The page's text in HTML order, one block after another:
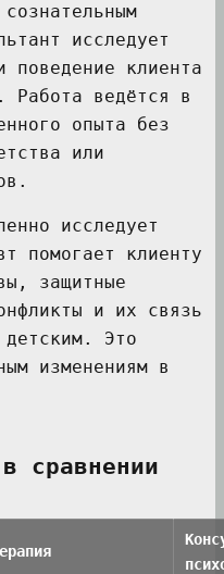
исследует
поведение клиента
Работа ведётся в
опыта без
или
исследует
помогает клиенту
защитные
и их связь
Это
изменениям в
сравнении